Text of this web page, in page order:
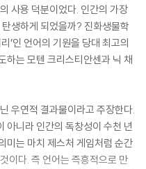
사용 덕분이었다. 인간의 가장
생하게 되었을까? 진화생물학
’인 언어의 기원을 당대 최고의
하는 모텐 크리스티안센과 닉 채
우연적 결과물이라고 주장한다.
아니라 인간의 독창성이 수천 년
미는 마치 제스처 게임처럼 순간
이다. 즉 언어는 즉흥적으로 만